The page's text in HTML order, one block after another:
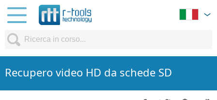
Recupero video HD da schede SD